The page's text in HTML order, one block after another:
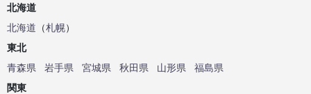
北海道
北海道 （札幌）
東北
青森県
岩手県 宮城県 秋田県 山形県
福島県
関東